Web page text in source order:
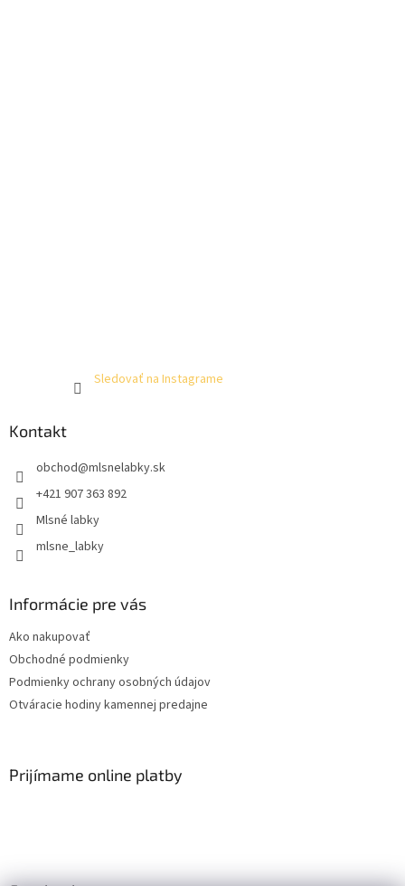
Sledovať na Instagrame
Kontakt
obchod@mlsnelabky.sk
+421 907 363 892
Mlsné labky
mlsne_labky
Informácie pre vás
Ako nakupovať
Obchodné podmienky
Podmienky ochrany osobných údajov
Otváracie hodiny kamennej predajne
Prijímame online platby